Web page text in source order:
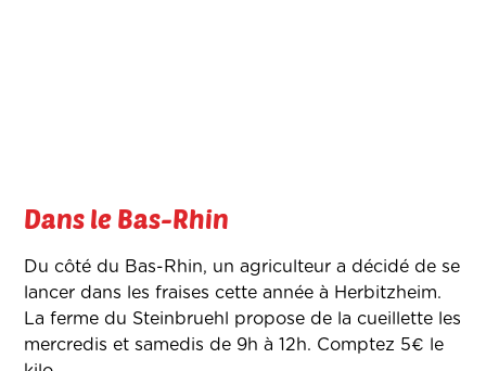
Dans le Bas-Rhin
Du côté du Bas-Rhin, un agriculteur a décidé de se
lancer dans les fraises cette année à Herbitzheim.
La ferme du Steinbruehl propose de la cueillette les
mercredis et samedis de 9h à 12h. Comptez 5€ le